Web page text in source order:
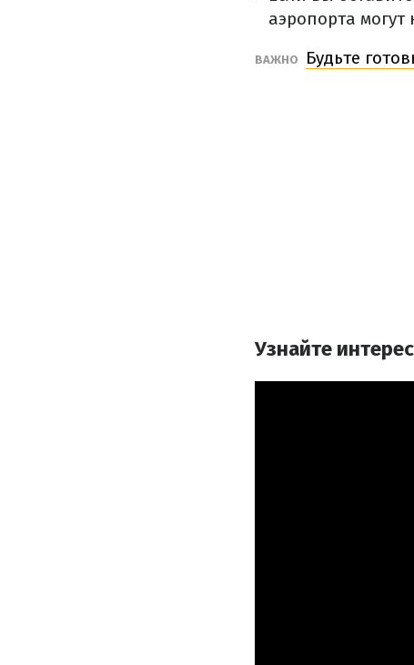
аэропорта могут
ВАЖНО Будьте
Узнайте